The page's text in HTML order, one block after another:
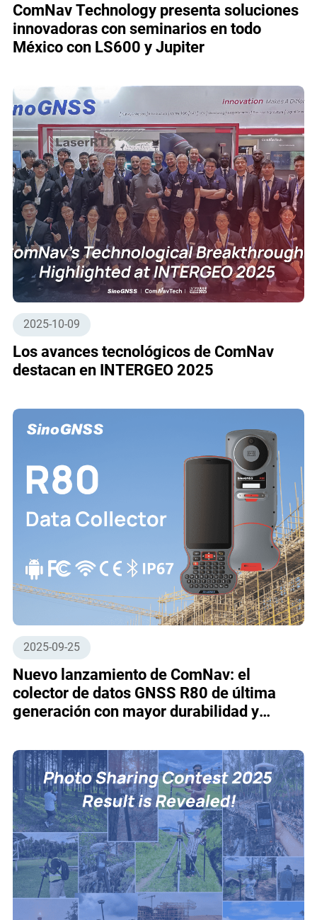
ComNav Technology presenta soluciones
innovadoras con seminarios en todo
México con LS600 y Jupiter
2025-10-09
Los avances tecnológicos de ComNav
destacan en INTERGEO 2025
2025-09-25
Nuevo lanzamiento de ComNav: el
colector de datos GNSS R80 de última
generación con mayor durabilidad y